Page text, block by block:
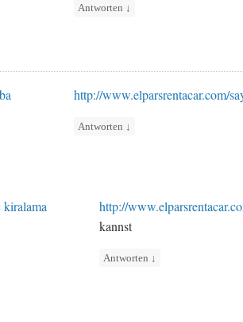
Antworten ↓
http://www.elparsrentacar.com/
Antworten ↓
kiralama
http://
kannst
Antworten ↓